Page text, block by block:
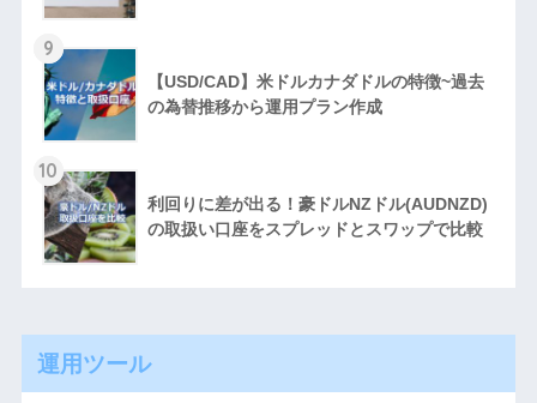
9
【USD/CAD】米ドルカナダドルの特徴~過去
の為替推移から運用プラン作成
10
利回りに差が出る！豪ドルNZドル(AUDNZD)
の取扱い口座をスプレッドとスワップで比較
運用ツール